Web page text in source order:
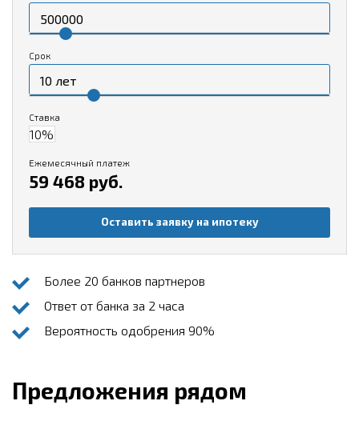
Срок
Ставка
Ежемесячный платеж
59 468 руб.
Оставить заявку на ипотеку
Более 20 банков партнеров
Ответ от банка за 2 часа
Вероятность одобрения 90%
Предложения рядом